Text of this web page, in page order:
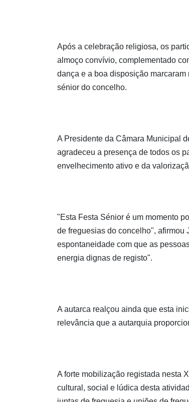
Após a celebração religiosa, os
almoço convívio, complementado
dança e a boa disposição
sénior do concelho.
A Presidente da Câmara Municipal
agradeceu a presença de todos os
envelhecimento ativo e da
"Esta Festa Sénior é um momento
de freguesias do concelho", afirmou
espontaneidade com que as
energia dignas de registo".
A autarca realçou ainda que esta
relevância que a autarquia
A forte mobilização registada nesta
cultural, social e lúdica desta